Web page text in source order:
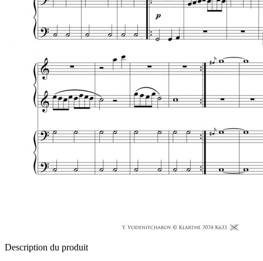
Description du produit